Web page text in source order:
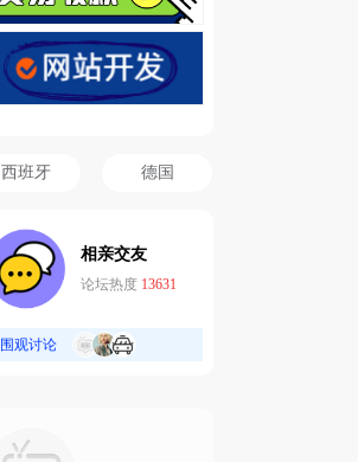
西班牙 德国
相亲交友
论坛热度 13631
围观讨论